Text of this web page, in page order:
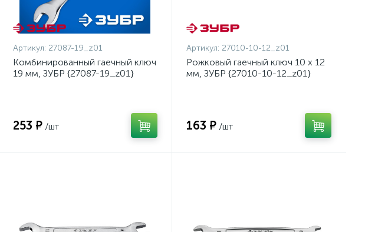
Артикул: 27087-19_z01
Комбинированный гаечный ключ
19 мм, ЗУБР {27087-19_z01}
253 ₽ /шт
Артикул: 27010-10-12_z01
Рожковый гаечный ключ 10 x 12
мм, ЗУБР {27010-10-12_z01}
163 ₽ /шт